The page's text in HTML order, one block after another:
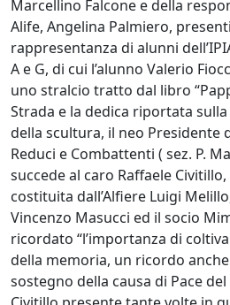
Marcellino Falcone e della
Alife, Angelina Palmiero,
rappresentanza di alunni
A e G, di cui l’alunno Valerio
uno stralcio tratto dal libro
Strada e la dedica riportata
della scultura, il neo Presidente
Reduci e Combattenti ( sez. P.
succede al caro Raffaele
costituita dall’Alfiere Luigi
Vincenzo Masucci ed il socio
ricordato “l’importanza di
della memoria, un ricordo
sostegno della causa di Pace